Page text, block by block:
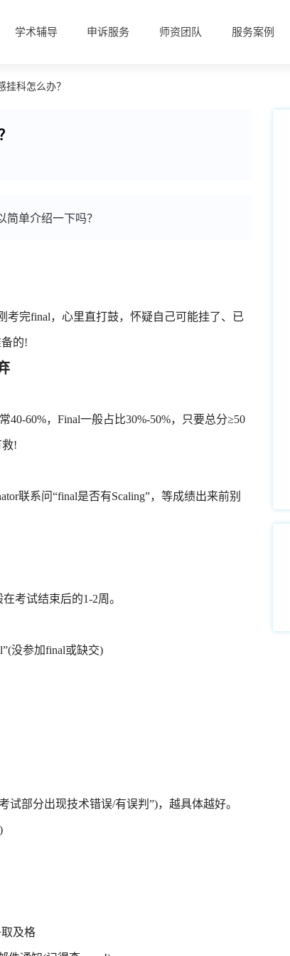
学术辅导 申诉服务 师资团队 服务案例
挂科怎么办？
单介绍一下吗？
考完final，心里直打鼓，怀疑自己可能挂了、已
的!
60%，Final一般占比30%-50%，只要总分≥50
!
联系问“final是否有Scaling”，等成绩出来前别
考试结束后的1-2周。
没参加final或缺交)
部分出现技术错误/有误判”)，越具体越好。
及格